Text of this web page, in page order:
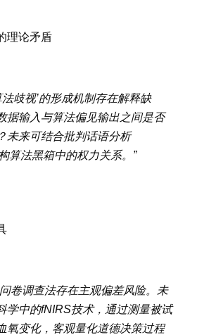
理论矛盾
歧视’的形成机制存在解释缺
据输入与算法偏见输出之间是否
未来可结合批判话语分析
算法黑箱中的权力关系。”
卷调查法存在主观偏差风险。未
学中的fNIRS技术，通过测量被试
氧变化，客观量化道德决策过程